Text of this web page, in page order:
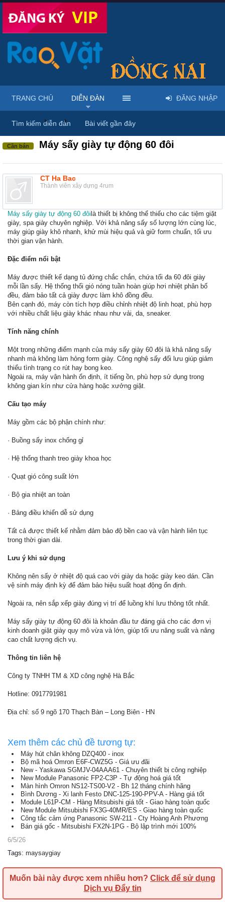
Diễn đàn ... Máy móc & thiết bị công nông nghiệp
Cần bán Máy sấy giày tự động 60 đôi
CT Ha Bac
Thành viên xây dựng 4rum
Máy sấy giày tự động 60 đôi là thiết bị không thể thiếu cho các tiệm giặt
giày, spa giày chuyên nghiệp. Với khả năng sấy số lượng lớn cùng lúc,
máy giúp giày khô nhanh, khử mùi hiệu quả và giữ form chuẩn, tối ưu
thời gian vận hành.
Đặc điểm nổi bật
Máy được thiết kế dạng tủ đứng chắc chắn, chứa tối đa 60 đôi giày
mỗi lần sấy. Hệ thống thổi gió nóng tuần hoàn giúp hơi nhiệt phân bố
đều, đảm bảo tất cả giày được làm khô đồng đều.
Bên cạnh đó, máy còn tích hợp điều chỉnh nhiệt độ linh hoạt, phù hợp
với nhiều chất liệu giày khác nhau như vải, da, sneaker.
Tính năng chính
Một trong những điểm mạnh của máy sấy giày 60 đôi là khả năng sấy
nhanh mà không làm hỏng form giày. Công nghệ sấy đối lưu giúp giảm
thiểu tình trạng co rút hay bong keo.
Ngoài ra, máy vận hành ổn định, ít tiếng ồn, phù hợp sử dụng trong
không gian kín như cửa hàng hoặc xưởng giặt.
Cấu tạo máy
Máy gồm các bộ phận chính như:
· Buồng sấy inox chống gỉ
· Hệ thống thanh treo giày khoa học
· Quạt gió công suất lớn
· Bộ gia nhiệt an toàn
· Bảng điều khiển dễ sử dụng
Tất cả được thiết kế nhằm đảm bảo độ bền cao và vận hành liên tục
trong thời gian dài.
Lưu ý khi sử dụng
Không nên sấy ở nhiệt độ quá cao với giày da hoặc giày keo dán. Cần
vệ sinh máy định kỳ để đảm bảo hiệu suất hoạt động ổn định.
Ngoài ra, nên sắp xếp giày đúng vị trí để luồng khí lưu thông tốt nhất.
Máy sấy giày tự động 60 đôi là khoản đầu tư đáng giá cho các đơn vị
kinh doanh giặt giày quy mô vừa và lớn, giúp tối ưu năng suất và nâng
cao chất lượng dịch vụ.
Thông tin liên hệ
Công ty TNHH TM & XD công nghệ Hà Bắc
Hotline: 0917791981
Địa chỉ: số 9 ngõ 170 Thạch Bàn – Long Biên - HN
Xem thêm các chủ đề tương tự:
Máy hút chân không DZQ400 - inox
Bộ mã hoá Omron E6F-CWZ5G - Giá ưu đãi
New - Yaskawa SGMJV-04AAA61 - Chuyên thiết bị công nghiệp
New Module Panasonic FP2-C3P - Tự động hoá giá tốt
Màn hình Omron NS12-TS00-V2 - Bh 12 tháng chính hãng
Bình Dương - Xi lanh Festo DNC-125-190-PPV-A - Hàng giá tốt
Module L61P-CM - Hàng Mitsubishi giá tốt - Giao hàng toàn quốc
New Module Mitsubishi FX3G-40MR/ES - Giao hàng toàn quốc
Công tắc cảm ứng Panasonic SW-211 - Cty Hoàng Anh Phương
Bán giá gốc - Mitsubishi FX2N-1PG - Bộ lập trình mới 100%
6/5/26
Tags: maysaygiay
Muốn bài này được xem nhiều hơn? Click để sử dụng
Dịch vụ Đẩy tin
TRANG CHỦ DIỄN ĐÀN
Tìm kiếm diễn đàn Bài viết gần đây
ĐĂNG NHẬP